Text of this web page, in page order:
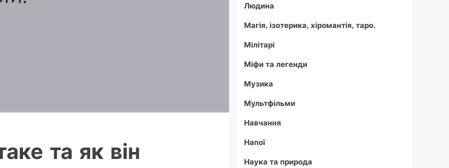
та як він
Людина
Магія, ізотерика, хіромантія, таро.
Мілітарі
Міфи та легенди
Музика
Мультфільми
Навчання
Напої
Наука та природа